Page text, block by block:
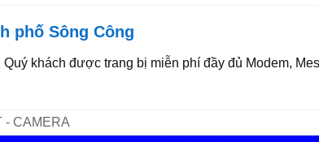
phố Sông Công
khách được trang bị miễn phí đầy đủ Modem,
- CAMERA